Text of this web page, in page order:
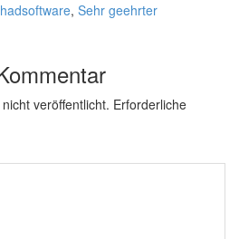
, Sehr geehrter
veröffentlicht. Erforderliche